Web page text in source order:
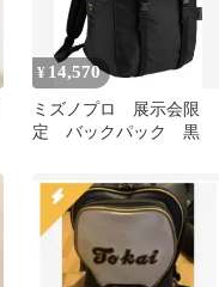
¥ 14,570
ミズノプロ 展示会限
定 バックパック 黒